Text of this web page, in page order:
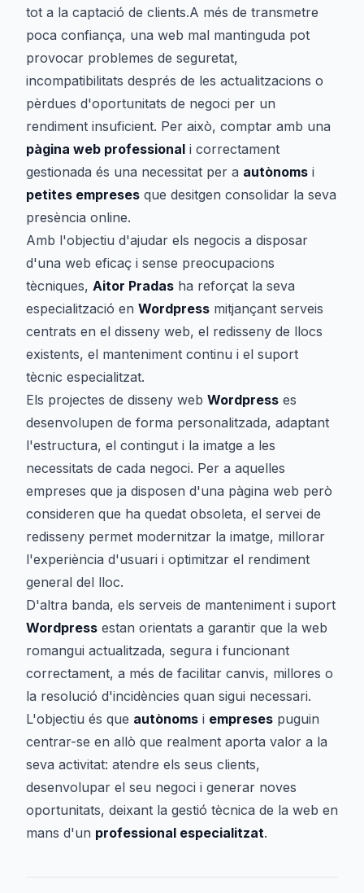
tot a la captació de clients.A més de transmetre
poca confiança, una web mal mantinguda pot
provocar problemes de seguretat,
incompatibilitats després de les actualitzacions o
pèrdues d'oportunitats de negoci per un
rendiment insuficient. Per això, comptar amb una
pàgina web professional i correctament
gestionada és una necessitat per a autònoms i
petites empreses que desitgen consolidar la seva
presència online.
Amb l'objectiu d'ajudar els negocis a disposar
d'una web eficaç i sense preocupacions
tècniques, Aitor Pradas ha reforçat la seva
especialització en Wordpress mitjançant serveis
centrats en el disseny web, el redisseny de llocs
existents, el manteniment continu i el suport
tècnic especialitzat.
Els projectes de disseny web Wordpress es
desenvolupen de forma personalitzada, adaptant
l'estructura, el contingut i la imatge a les
necessitats de cada negoci. Per a aquelles
empreses que ja disposen d'una pàgina web però
consideren que ha quedat obsoleta, el servei de
redisseny permet modernitzar la imatge, millorar
l'experiència d'usuari i optimitzar el rendiment
general del lloc.
D'altra banda, els serveis de manteniment i suport
Wordpress estan orientats a garantir que la web
romangui actualitzada, segura i funcionant
correctament, a més de facilitar canvis, millores o
la resolució d'incidències quan sigui necessari.
L'objectiu és que autònoms i empreses puguin
centrar-se en allò que realment aporta valor a la
seva activitat: atendre els seus clients,
desenvolupar el seu negoci i generar noves
oportunitats, deixant la gestió tècnica de la web en
mans d'un professional especialitzat.